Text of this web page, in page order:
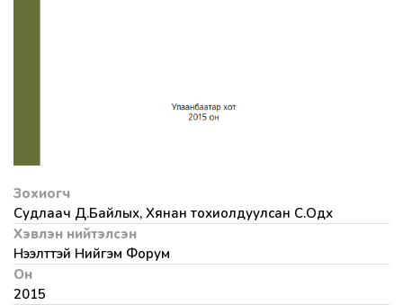
Зохиогч
Судлаач Д.Байлыхүү, Хянан тохиолдуулсан С.Одхүү
Хэвлэн нийтэлсэн
Нээлттэй Нийгэм Форум
Он
2015